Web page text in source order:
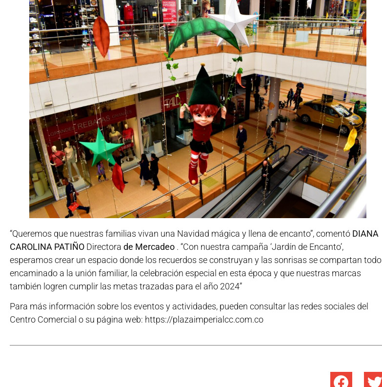
“Queremos que nuestras familias vivan una Navidad mágica y llena de encanto”, comentó DIANA
CAROLINA PATIÑO Directora de Mercadeo . “Con nuestra campaña ‘Jardín de Encanto’,
esperamos crear un espacio donde los recuerdos se construyan y las sonrisas se compartan todo
encaminado a la unión familiar, la celebración especial en esta época y que nuestras marcas
también logren cumplir las metas trazadas para el año 2024”
Para más información sobre los eventos y actividades, pueden consultar las redes sociales del
Centro Comercial o su página web: https://plazaimperialcc.com.co